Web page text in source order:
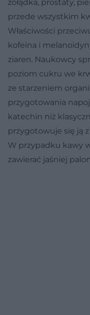
żołądka, prostaty,
przede wszystkim
Właściwości
kofeina i
ziaren. Naukowcy
poziom cukru we
ze starzeniem
przygotowania
katechin niż
przygotowuje się ją
W przypadku kawy
zawierać jaśniej